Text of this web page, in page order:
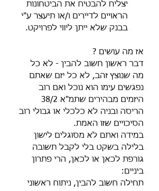
יצליח להבטיח את הביטחונות
הראויים לדיירים ו/או תיעצר ע"י
בבנק שלא ייתן ליווי לפרויקט.
אז מה עושים ?
דבר ראשון חשוב להבין - לא כל
מה שנוצץ זהב, לא כל יזם שאתם
נפגשים עימו הוא נוכל ואם רוב
הריסה ובניה לא כלכלי או גבולי רוב
הסיכויים שזו האמת.
במידה ואתם לא מסוגלים לישון
בלילה בשקט בלי לקבל תשובה
גורפת לכאן או לכאן, הרי פתרון
ביניים:
תחילה חשוב להבין, ניתוח ראשוני